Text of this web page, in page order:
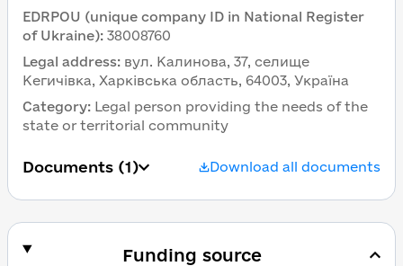
EDRPOU (unique company ID in National Register
of Ukraine): 38008760
Legal address: вул. Калинова, 37, селище
Кегичівка, Харківська область, 64003, Україна
Category: Legal person providing the needs of the
state or territorial community
Documents (1) Download all documents
Funding source